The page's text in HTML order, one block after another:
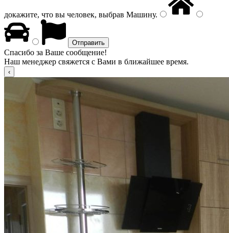
докажите, что вы человек, выбрав Машину.
Спасибо за Ваше сообщение!
Наш менеджер свяжется с Вами в ближайшее время.